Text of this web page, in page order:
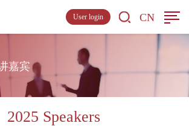
CN
User login
嘉宾
2025 Speakers